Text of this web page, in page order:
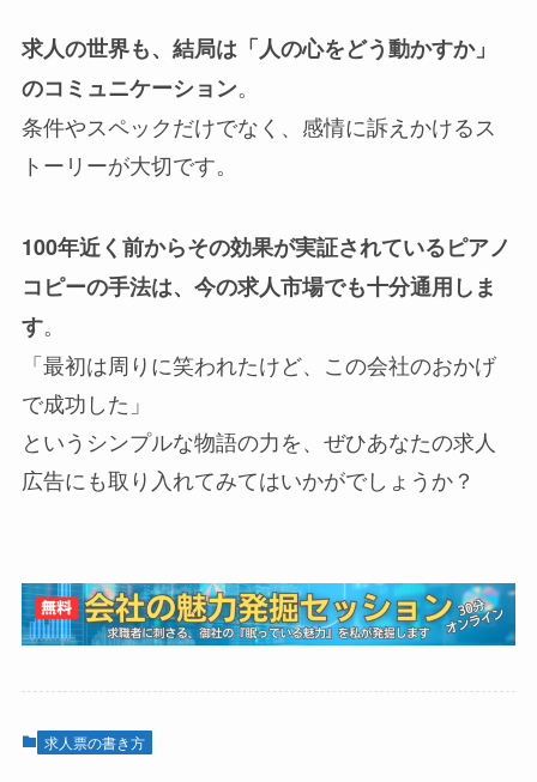
求人の世界も、結局は「人の心をどう動かすか」
のコミュニケーション。
条件やスペックだけでなく、感情に訴えかけるス
トーリーが大切です。
100年近く前からその効果が実証されているピアノ
コピーの手法は、今の求人市場でも十分通用しま
す。
「最初は周りに笑われたけど、この会社のおかげ
で成功した」
というシンプルな物語の力を、ぜひあなたの求人
広告にも取り入れてみてはいかがでしょうか？
求人票の書き方